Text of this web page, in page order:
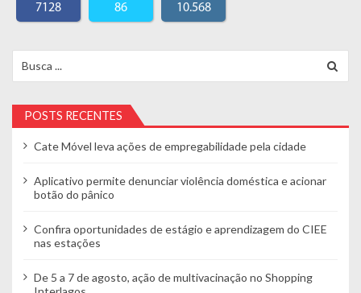
7128 86 10.568
POSTS RECENTES
Cate Móvel leva ações de empregabilidade pela cidade
Aplicativo permite denunciar violência doméstica e acionar
botão do pânico
Confira oportunidades de estágio e aprendizagem do CIEE
nas estações
De 5 a 7 de agosto, ação de multivacinação no Shopping